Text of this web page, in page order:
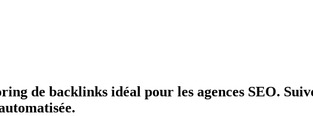
de backlinks idéal pour les agences SEO.